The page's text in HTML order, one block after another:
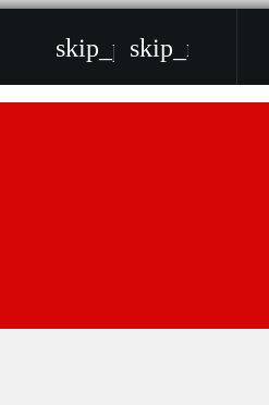
skip_previous
skip_next